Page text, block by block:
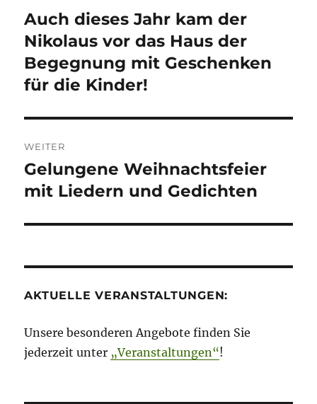
Vorheriger
Beitrag:
Auch dieses Jahr kam der
Nikolaus vor das Haus der
Begegnung mit Geschenken
für die Kinder!
WEITER
Nächster
Beitrag:
Gelungene Weihnachtsfeier
mit Liedern und Gedichten
AKTUELLE VERANSTALTUNGEN:
Unsere besonderen Angebote finden Sie
jederzeit unter „Veranstaltungen“!